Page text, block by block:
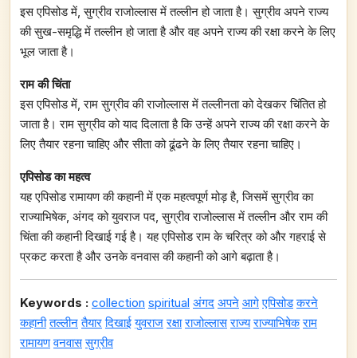
इस एपिसोड में, सुग्रीव राजोल्लास में तल्लीन हो जाता है। सुग्रीव अपने राज्य
की सुख-समृद्धि में तल्लीन हो जाता है और वह अपने राज्य की रक्षा करने के लिए
भूल जाता है।
राम की चिंता
इस एपिसोड में, राम सुग्रीव की राजोल्लास में तल्लीनता को देखकर चिंतित हो
जाता है। राम सुग्रीव को याद दिलाता है कि उन्हें अपने राज्य की रक्षा करने के
लिए तैयार रहना चाहिए और सीता को ढूंढने के लिए तैयार रहना चाहिए।
एपिसोड का महत्व
यह एपिसोड रामायण की कहानी में एक महत्वपूर्ण मोड़ है, जिसमें सुग्रीव का
राज्याभिषेक, अंगद को युवराज पद, सुग्रीव राजोल्लास में तल्लीन और राम की
चिंता की कहानी दिखाई गई है। यह एपिसोड राम के चरित्र को और गहराई से
प्रकट करता है और उनके वनवास की कहानी को आगे बढ़ाता है।
Keywords : collection spiritual अंगद अपने आगे एपिसोड करने
कहानी तल्लीन तैयार दिखाई युवराज रक्षा राजोल्लास राज्य राज्याभिषेक राम
रामायण वनवास सुग्रीव